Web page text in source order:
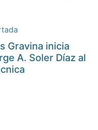
Gravina inicia
A. Soler Díaz al